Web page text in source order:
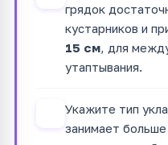
грядок
кустарников и
15 см, для
утаптывания.
Укажите тип
занимает